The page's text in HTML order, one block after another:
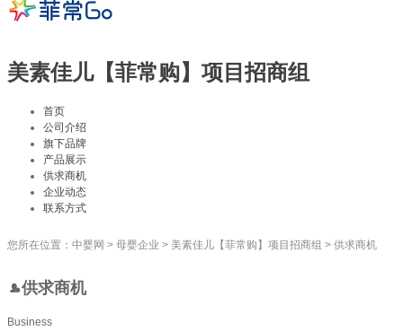
美素佳儿【菲常购】项目招商组
首页
公司介绍
旗下品牌
产品展示
供求商机
企业动态
联系方式
您所在位置： 中婴网 > 母婴企业 > 美素佳儿【菲常购】项目招商组 > 供求商机
供求商机
Business